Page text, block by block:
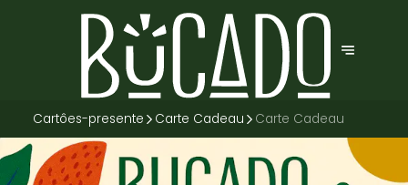
Cartôes-presente Carte Cadeau Carte Cadeau